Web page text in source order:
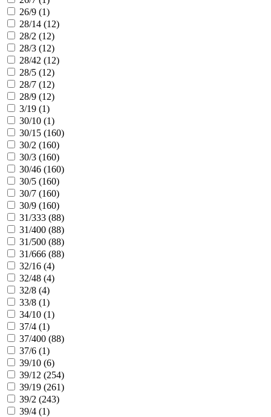
26/9 (1)
28/14 (12)
28/2 (12)
28/3 (12)
28/42 (12)
28/5 (12)
28/7 (12)
28/9 (12)
3/19 (1)
30/10 (1)
30/15 (160)
30/2 (160)
30/3 (160)
30/46 (160)
30/5 (160)
30/7 (160)
30/9 (160)
31/333 (88)
31/400 (88)
31/500 (88)
31/666 (88)
32/16 (4)
32/48 (4)
32/8 (4)
33/8 (1)
34/10 (1)
37/4 (1)
37/400 (88)
37/6 (1)
39/10 (6)
39/12 (254)
39/19 (261)
39/2 (243)
39/4 (1)